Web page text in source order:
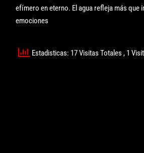
efímero en eterno. El agua refleja más que
emociones
Estadisticas: 17 Visitas Totales, 1